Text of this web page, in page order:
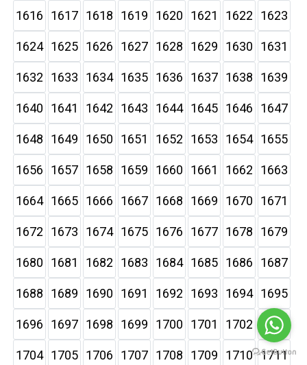
1616 1617 1618 1619 1620 1621 1622 1623
1624 1625 1626 1627 1628 1629 1630 1631
1632 1633 1634 1635 1636 1637 1638 1639
1640 1641 1642 1643 1644 1645 1646 1647
1648 1649 1650 1651 1652 1653 1654 1655
1656 1657 1658 1659 1660 1661 1662 1663
1664 1665 1666 1667 1668 1669 1670 1671
1672 1673 1674 1675 1676 1677 1678 1679
1680 1681 1682 1683 1684 1685 1686 1687
1688 1689 1690 1691 1692 1693 1694 1695
1696 1697 1698 1699 1700 1701 1702 1703
1704 1705 1706 1707 1708 1709 1710 1711